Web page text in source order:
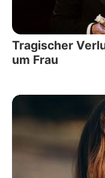
Tragischer
um Frau